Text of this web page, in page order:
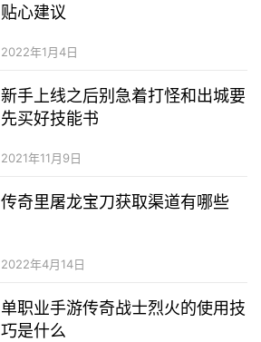
贴心建议
2022年1月4日
新手上线之后别急着打怪和出城要
先买好技能书
2021年11月9日
传奇里屠龙宝刀获取渠道有哪些
2022年4月14日
单职业手游传奇战士烈火的使用技
巧是什么